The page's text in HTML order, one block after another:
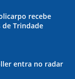
recebe
Trindade
entra no radar